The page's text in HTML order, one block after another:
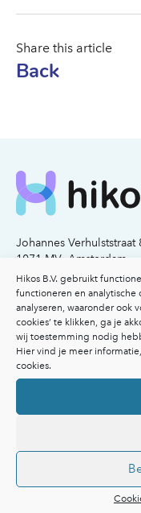
Hikos B.V. gebruikt
functioneren en
analyseren, waaronder ook
cookies’ te klikken, ga je
wij toestemming nodig
Hier vind je meer
cookies.
Share this article
Back
Johannes Verhulststraat
1071 MV Amsterdam
KvK nummer: 77341503
Email:info@hikos.nl
Bel:020-2117206
Voor patiënten
Voor patiënten
Veelgestelde vragen
Afspraak maken
Ik heb een klacht